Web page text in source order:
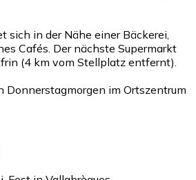
sich in der Nähe einer Bäckerei,
Cafés. Der nächste Supermarkt
(4 km vom Stellplatz entfernt).
Donnerstagmorgen im Ortszentrum